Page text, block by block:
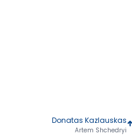
Donatas Kazlauskas
Artem Shchedryi